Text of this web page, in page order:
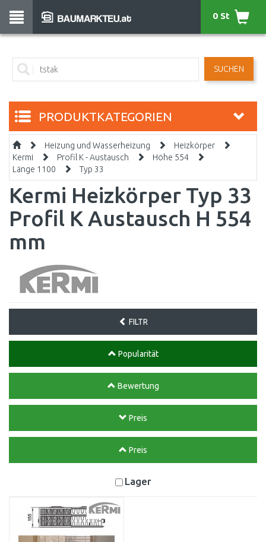
SUCHEN
0 St
PRODUKTKATEGORIEN
Heizung und Wasserheizung
Heizkörper
Kermi
Profil K - Austausch
Höhe 554
Länge 1100
Typ 33
Kermi Heizkörper Typ 33
Profil K Austausch H 554
mm
FILTR
Popularität
Bewertung
Preis
Preis
Lager